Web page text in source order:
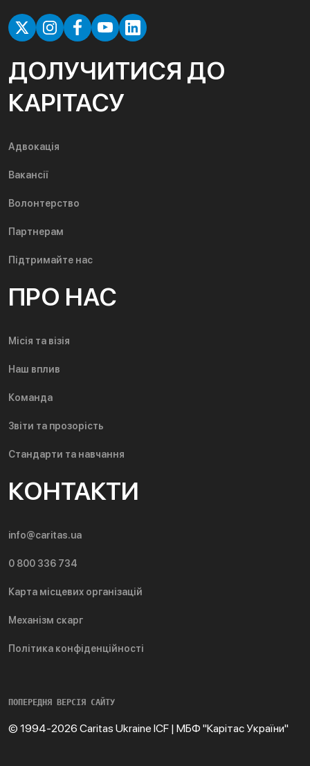
ДОЛУЧИТИСЯ ДО
КАРІТАСУ
Адвокація
Вакансії
Волонтерство
Партнерам
Підтримайте нас
ПРО НАС
Місія та візія
Наш вплив
Команда
Звіти та прозорість
Стандарти та навчання
КОНТАКТИ
info@caritas.ua
0 800 336 734
Карта місцевих організацій
Механізм скарг
Політика конфіденційності
ПОПЕРЕДНЯ ВЕРСІЯ САЙТУ
© 1994-2026 Caritas Ukraine ICF | МБФ "Карітас України"